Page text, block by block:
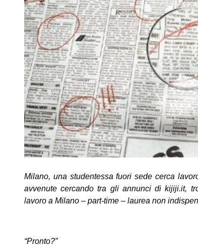
Milano, una studentessa fuori sede cerca
avvenute cercando tra gli annunci di kijiji.it,
lavoro a Milano – part-time – laurea non
“Pronto?”